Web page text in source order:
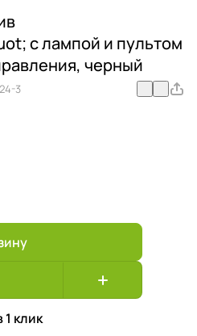
с лампой и пультом
черный
3
1 клик